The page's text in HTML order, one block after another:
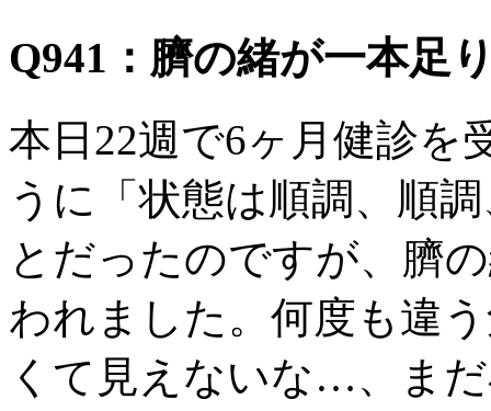
Q941：臍の緒が一本足
本日22週で6ヶ月健診を
うに「状態は順調、順
とだったのですが、臍
われました。何度も違
くて見えないな…、ま